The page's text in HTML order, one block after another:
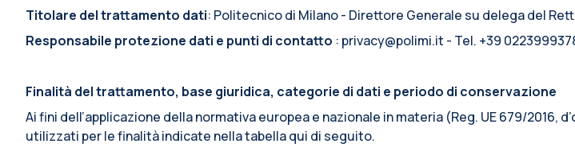
Titolare del trattamento dati: Politecnico di Milano - Direttore Generale su delega del
Responsabile protezione dati e punti di contatto : privacy@polimi.it - Tel. +39
Finalità del trattamento, base giuridica, categorie di dati e periodo di conservazione
Ai fini dell’applicazione della normativa europea e nazionale in materia (Reg. UE 679/
utilizzati per le finalità indicate nella tabella qui di seguito.